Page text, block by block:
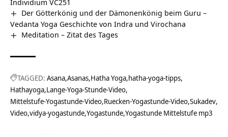
Individium VC251
Der Götterkönig und der Dämonenkönig beim Guru –
Vedanta Yoga Geschichte von Indra und Virochana
Meditation – Zitat des Tages
TAGGED: Asana Asanas Hatha Yoga hatha-yoga-tipps
Hathayoga Lange-Yoga-Stunde-Video
Mittelstufe-Yogastunde-Video Ruecken-Yogastunde-Video Sukadev
Video vidya-yogastunde Yogastunde Yogastunde Mittelstufe mp3